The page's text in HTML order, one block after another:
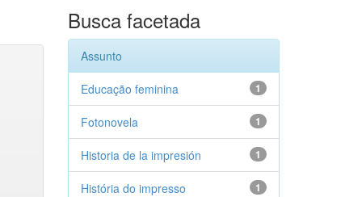
Busca facetada
Assunto
1
Educação feminina
1
Fotonovela
1
Historia de la impresión
1
História do impresso